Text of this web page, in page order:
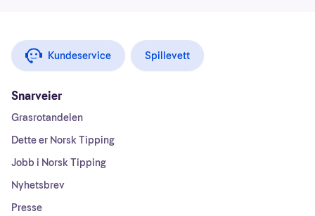
Kundeservice Spillevett
Snarveier
Grasrotandelen
Dette er Norsk Tipping
Jobb i Norsk Tipping
Nyhetsbrev
Presse